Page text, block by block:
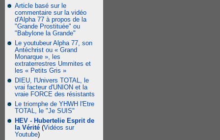
Article basé sur le
commentaire sur la vidéo
d'Alpha 77 à propos de la
"Grande Prostituée" ou
"Babylone la Grande"
Le youtubeur Alpha 77, son
Antéchrist ou « Grand
Monarque », les
extraterrestres Ummites et
les « Petits Gris »
DIEU, l'Univers TOTAL, le
vrai facteur d'UNION et la
vraie FORCE des résistants
Le triomphe de YHWH l'Etre
TOTAL, le "Je SUIS"
HEV - Hubertelie Esprit de
la Vérité (Vidéos sur
Youtube)